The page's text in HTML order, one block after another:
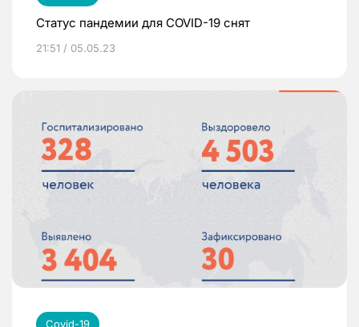
Статус пандемии для COVID-19 снят
21:51 / 05.05.23
Covid-19